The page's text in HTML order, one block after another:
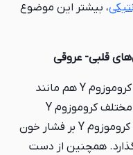
، بیشتر این موضوع
رابطه بین بیماری‌های قلبی-عروقی و کروموزوم Y هم مانند
سرطان پروستات، به هاپلوگروپ‌های مختلف کروموزوم Y
بستگی دارد؛ یعنی، برخی دودمان‌های کروموزوم Y بر فشار خون
همچنین از دست